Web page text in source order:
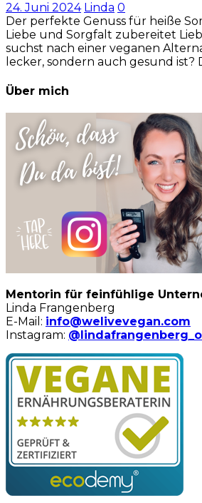
24. Juni 2024 Linda 0
Der perfekte Genuss für heiße
Liebe und Sorgfalt zubereitet
suchst nach einer veganen
lecker, sondern auch gesund ist?
Über mich
Mentorin für feinfühlige
Linda Frangenberg
E-Mail: info@welivevegan.com
Instagram: